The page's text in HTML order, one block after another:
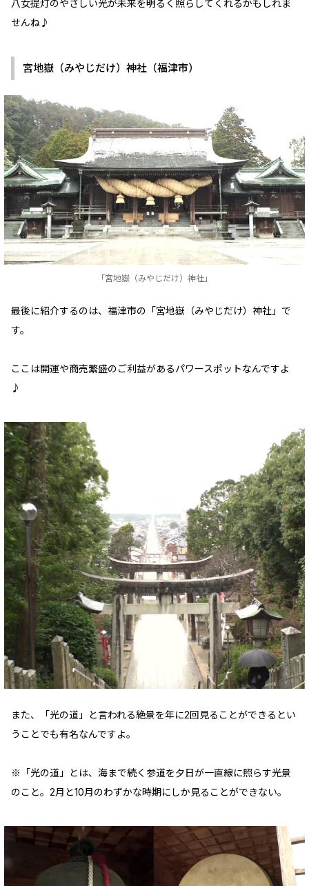
八女提灯のやさしい光が未来を明るく照らしてくれるかもしれま
せんね♪
宮地嶽（みやじだけ）神社（福津市）
「宮地嶽（みやじだけ）神社」
最後に紹介するのは、福津市の「宮地嶽（みやじだけ）神社」で
す。
ここは開運や商売繁盛のご利益があるパワースポットなんですよ
♪
また、「光の道」と言われる絶景を年に2回見ることができるとい
うことでも有名なんですよ。
※「光の道」とは、海まで続く参道を夕日が一直線に照らす光景
のこと。2月と10月のわずかな時期にしか見ることができない。